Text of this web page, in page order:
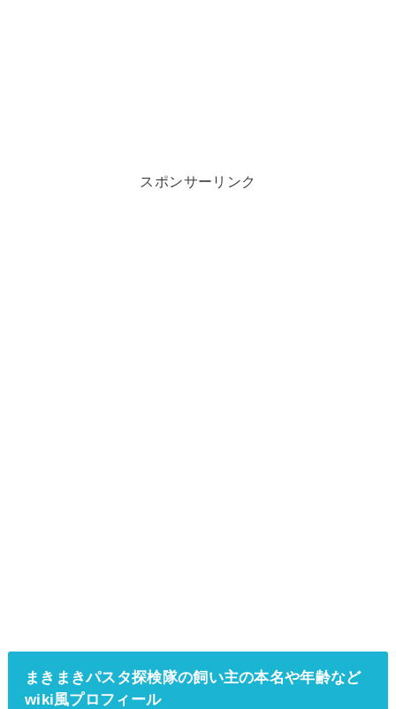
スポンサーリンク
まきまきパスタ探検隊の飼い主の本名や年齢など
wiki風プロフィール